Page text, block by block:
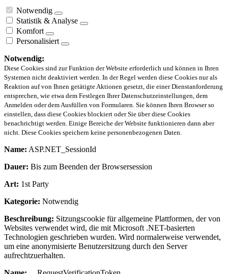
Notwendig
Statistik & Analyse
Komfort
Personalisiert
Notwendig:
Diese Cookies sind zur Funktion der Website erforderlich und können in Ihren
Systemen nicht deaktiviert werden. In der Regel werden diese Cookies nur als
Reaktion auf von Ihnen getätigte Aktionen gesetzt, die einer Dienstanforderung
entsprechen, wie etwa dem Festlegen Ihrer Datenschutzeinstellungen, dem
Anmelden oder dem Ausfüllen von Formularen. Sie können Ihren Browser so
einstellen, dass diese Cookies blockiert oder Sie über diese Cookies
benachrichtigt werden. Einige Bereiche der Website funktionieren dann aber
nicht. Diese Cookies speichern keine personenbezogenen Daten.
Name: ASP.NET_SessionId
Dauer: Bis zum Beenden der Browsersession
Art: 1st Party
Kategorie: Notwendig
Beschreibung: Sitzungscookie für allgemeine Plattformen, der von
Websites verwendet wird, die mit Microsoft .NET-basierten
Technologien geschrieben wurden. Wird normalerweise verwendet,
um eine anonymisierte Benutzersitzung durch den Server
aufrechtzuerhalten.